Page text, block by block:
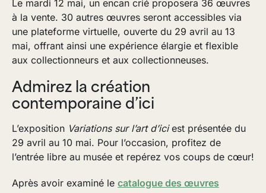
Le mardi 12 mai, un encan crié proposera 36 œuvres
à la vente. 30 autres œuvres seront accessibles via
une plateforme virtuelle, ouverte du 29 avril au 13
mai, offrant ainsi une expérience élargie et flexible
aux collectionneurs et aux collectionneuses.
Admirez la création
contemporaine d’ici
L’exposition Variations sur l’art d’iciest présentée du
29 avril au 10 mai. Pour l’occasion, profitez de
l’entrée libre au musée et repérez vos coups de cœur!
Après avoir examiné le catalogue des œuvres